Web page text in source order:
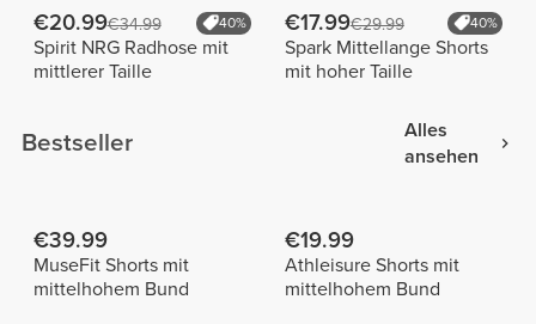
€20.99€34.99 40%
Spirit NRG Radhose mit
mittlerer Taille
€17.99€29.99 40%
Spark Mittellange Shorts
mit hoher Taille
Bestseller
Alles
ansehen
€39.99
MuseFit Shorts mit
mittelhohem Bund
€19.99
Athleisure Shorts mit
mittelhohem Bund